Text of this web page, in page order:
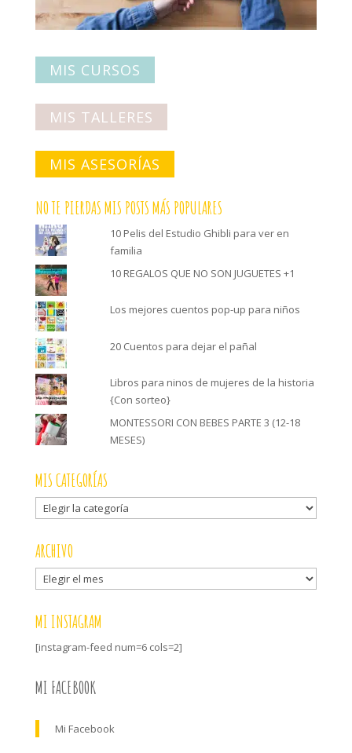
MIS CURSOS
MIS TALLERES
MIS ASESORÍAS
NO TE PIERDAS MIS POSTS MÁS POPULARES
10 Pelis del Estudio Ghibli para ver en
familia
10 REGALOS QUE NO SON JUGUETES +1
Los mejores cuentos pop-up para niños
20 Cuentos para dejar el pañal
Libros para ninos de mujeres de la historia
{Con sorteo}
MONTESSORI CON BEBES PARTE 3 (12-18
MESES)
MIS CATEGORÍAS
Mis
categorías
ARCHIVO
Archivo
MI INSTAGRAM
[instagram-feed num=6 cols=2]
MI FACEBOOK
Mi Facebook